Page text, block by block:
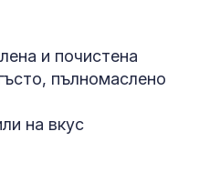
и почистена
пълномаслено
на вкус